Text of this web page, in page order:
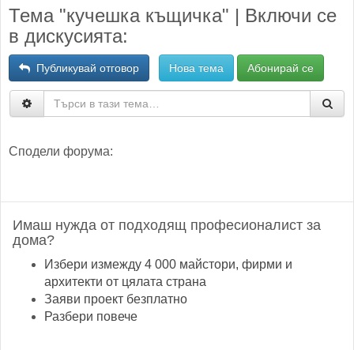
Тема "кучешка къщичка" | Включи се
в дискусията:
Публикувай отговор Нова тема Абонирай се
Сподели форума:
Имаш нужда от подходящ професионалист за
дома?
Избери измежду 4 000 майстори, фирми и
архитекти от цялата страна
Заяви проект безплатно
Разбери повече